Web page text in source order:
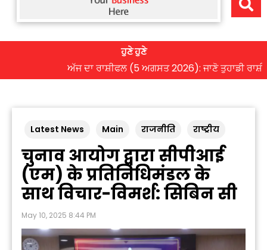
ਹੁਣੇ ਹੁਣੇ
ਅੱਜ ਦਾ ਰਾਸ਼ੀਫਲ (5 ਅਗਸਤ 2026): ਜਾਣੋ ਤੁਹਾਡੀ ਰਾਸ਼ੀ ‘ਤੇ
Latest News Main राजनीति राष्ट्रीय
चुनाव आयोग द्वारा सीपीआई
(एम) के प्रतिनिधिमंडल के
साथ विचार-विमर्श: सिबिन सी
May 10, 2025 8:44 PM